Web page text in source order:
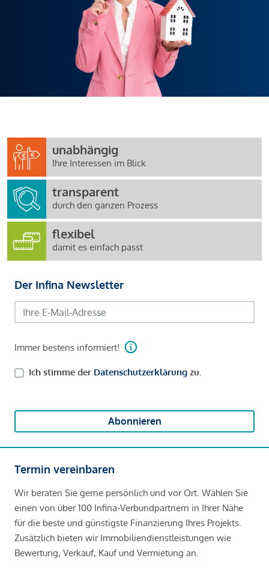
unabhängig
Ihre Interessen im Blick
transparent
durch den ganzen Prozess
flexibel
damit es einfach passt
Der Infina Newsletter
Immer bestens informiert!
Ich stimme der Datenschutzerklärung zu.
Abonnieren
Termin vereinbaren
Wir beraten Sie gerne persönlich und vor Ort. Wählen Sie
einen von über 100 Infina-Verbundpartnern in Ihrer Nähe
für die beste und günstigste Finanzierung Ihres Projekts.
Zusätzlich bieten wir Immobiliendienstleistungen wie
Bewertung, Verkauf, Kauf und Vermietung an.